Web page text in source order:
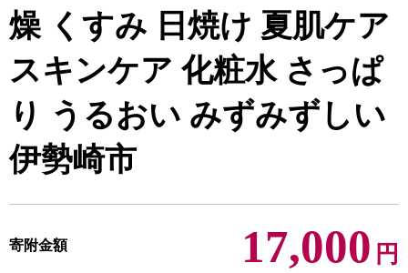
燥 くすみ 日焼け 夏肌ケア
スキンケア 化粧水 さっぱ
り うるおい みずみずしい
伊勢崎市
寄附金額 17,000 円